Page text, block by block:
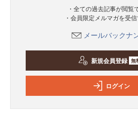
・全ての過去記事が閲覧
・会員限定メルマガを受
メールバックナ
新規会員登録 無
ログイン